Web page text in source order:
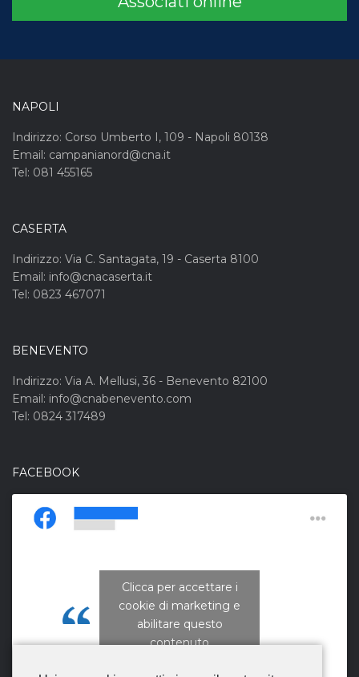
NAPOLI
Indirizzo: Corso Umberto I, 109 - Napoli 80138
Email: campanianord@cna.it
Tel: 081 455165
CASERTA
Indirizzo: Via C. Santagata, 19 - Caserta 8100
Email: info@cnacaserta.it
Tel: 0823 467071
BENEVENTO
Indirizzo: Via A. Mellusi, 36 - Benevento 82100
Email: info@cnabenevento.com
Tel: 0824 317489
FACEBOOK
CNA Campania Nord
Clicca per accettare i
cookie di marketing e
abilitare questo
contenuto